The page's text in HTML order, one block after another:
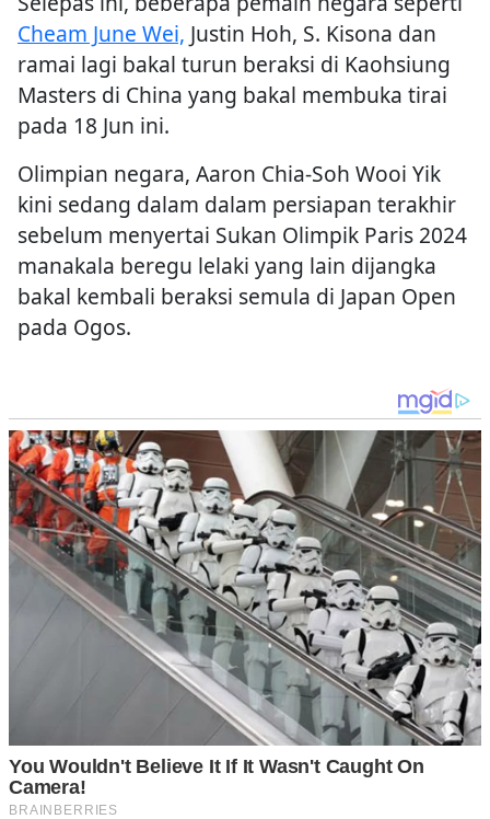
Cheam June Wei, Justin Hoh, S. Kisona dan
ramai lagi bakal turun beraksi di Kaohsiung
Masters di China yang bakal membuka tirai
pada 18 Jun ini.
Olimpian negara, Aaron Chia-Soh Wooi Yik
kini sedang dalam dalam persiapan terakhir
sebelum menyertai Sukan Olimpik Paris 2024
manakala beregu lelaki yang lain dijangka
bakal kembali beraksi semula di Japan Open
pada Ogos.